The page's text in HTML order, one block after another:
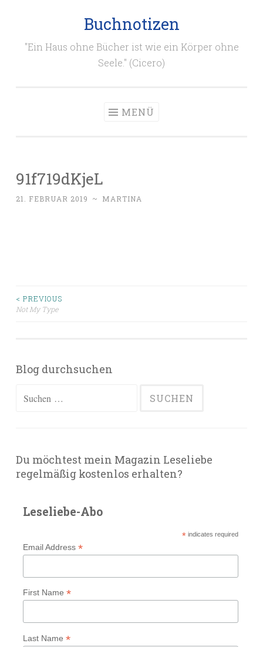
Buchnotizen
"Ein Haus ohne Bücher ist wie ein Körper ohne
Seele." (Cicero)
MENÜ
91f719dKjeL
21. FEBRUAR 2019 ~ MARTINA
Beitragsnavigation
< PREVIOUS
Not My Type
Blog durchsuchen
Suchen
Du möchtest mein Magazin Leseliebe
regelmäßig kostenlos erhalten?
Leseliebe-Abo
*indicates required
Email Address *
First Name *
Last Name *